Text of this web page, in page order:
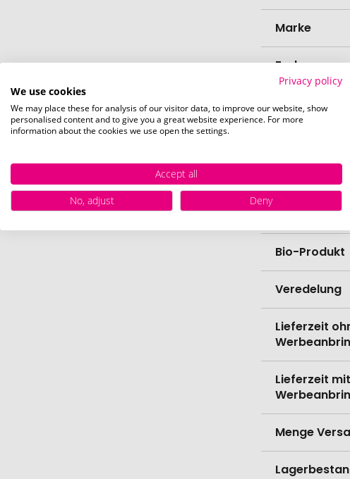
Marke
Farbe
Material
Höhe
Bio-Produkt
Veredelung
Lieferzeit
Lieferzeit mit
Menge
Privacy policy
We use cookies
We may place these for analysis of our visitor data, to improve our website, show
personalised content and to give you a great website experience. For more
information about the cookies we use open the settings.
Accept all
No, adjust
Deny